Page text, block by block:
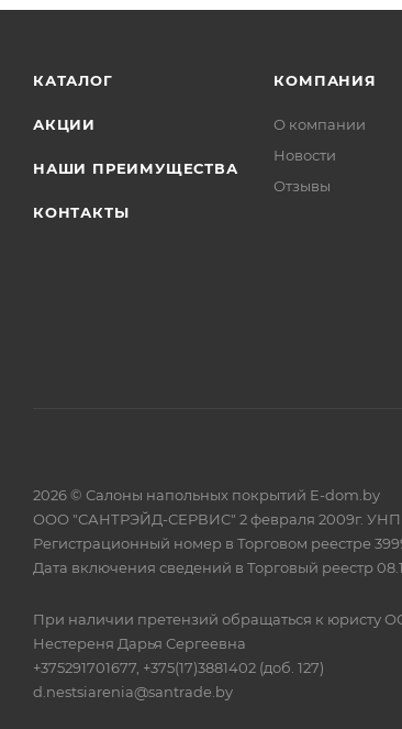
КАТАЛОГ
АКЦИИ
НАШИ ПРЕИМУЩЕСТВА
КОНТАКТЫ
КОМПАНИЯ
О компании
Новости
Отзывы
2026 © Салоны напольных покрытий E-dom.by
ООО "САНТРЭЙД-СЕРВИС" 2 февраля 2009г. УНП
Регистрационный номер в Торговом реестре
Дата включения сведений в Торговый реестр
При наличии претензий обращаться к
Нестереня Дарья Сергеевна
+375291701677, +375(17)3881402 (доб. 127)
d.nestsiarenia@santrade.by